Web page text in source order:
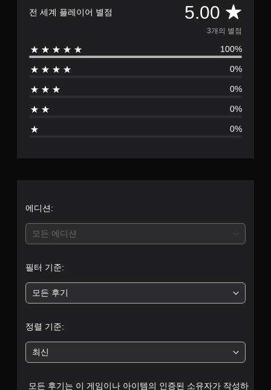
전 세계 플레이어 별점 5.00 총
3
별
점
로
평
균
개
별
3개의 별점
100%
0%
0%
0%
0%
에디션:
모든 에디션
필터 기준:
모든 후기
정렬 기준:
최신
모든 후기는 이 게임이나 아이템의 인증된 소유자가 작성하